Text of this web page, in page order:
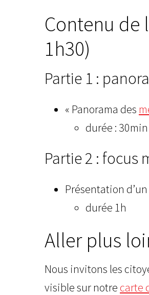
Contenu de
1h30)
Partie 1 :
« Panorama des
durée : 30min
Partie 2 : focus
Présentation
durée 1h
Aller plus
Nous invitons les
visible sur notre carte